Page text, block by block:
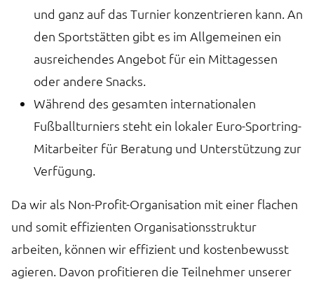
und ganz auf das Turnier konzentrieren kann. An
den Sportstätten gibt es im Allgemeinen ein
ausreichendes Angebot für ein Mittagessen
oder andere Snacks.
Während des gesamten internationalen
Fußballturniers steht ein lokaler Euro-Sportring-
Mitarbeiter für Beratung und Unterstützung zur
Verfügung.
Da wir als Non-Profit-Organisation mit einer flachen
und somit effizienten Organisationsstruktur
arbeiten, können wir effizient und kostenbewusst
agieren. Davon profitieren die Teilnehmer unserer